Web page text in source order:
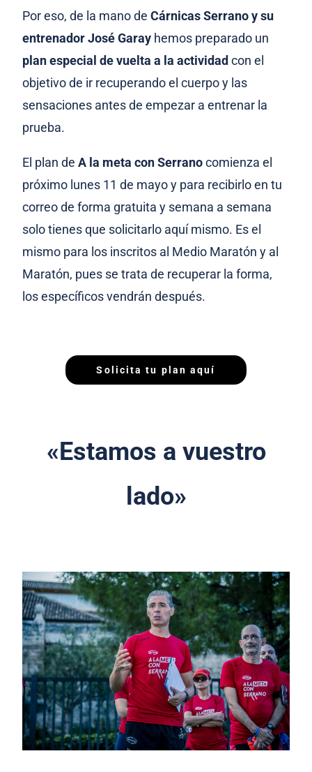
Por eso, de la mano deCárnicas Serrano y su
entrenador José Garay hemos preparado un
plan especial de vuelta a la actividad con el
objetivo de ir recuperando el cuerpo y las
sensaciones antes de empezar a entrenar la
prueba.
El plan deA la meta con Serranocomienza el
próximo lunes 11 de mayo y para recibirlo en tu
correo de forma gratuita y semana a semana
solo tienes que solicitarlo aquí mismo. Es el
mismo para los inscritos al Medio Maratón y al
Maratón, pues se trata de recuperar la forma,
los específicos vendrán después.
Solicita tu plan aquí
«Estamos a vuestro
lado»